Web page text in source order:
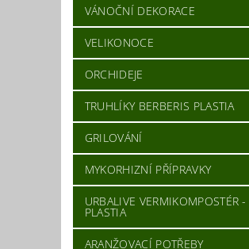
VÁNOČNÍ DEKORACE
VELIKONOCE
ORCHIDEJE
TRUHLÍKY BERBERIS PLASTIA
GRILOVÁNÍ
MYKORHIZNÍ PŘÍPRAVKY
URBALIVE VERMIKOMPOSTÉR -
PLASTIA
ARANŽOVACÍ POTŘEBY